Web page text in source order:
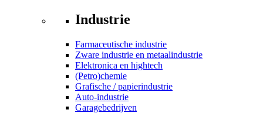
Industrie
Farmaceutische industrie
Zware industrie en metaalindustrie
Elektronica en hightech
(Petro)chemie
Grafische / papierindustrie
Auto-industrie
Garagebedrijven